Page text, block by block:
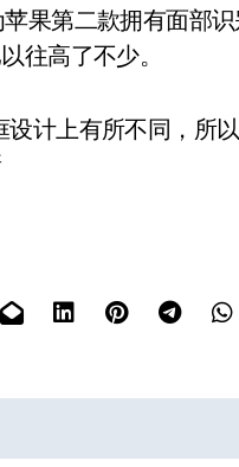
果第二款拥有面部
往高了不少。
设计上有所不同，所